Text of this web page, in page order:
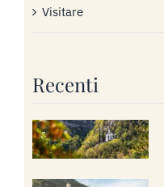
Visitare
Recenti